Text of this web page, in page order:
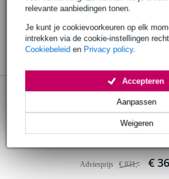
relevante aanbiedingen tonen.
Je kunt je cookievoorkeuren op elk
intrekken via de cookie-instellingen
Cookiebeleid en Privacy policy.
Weigeren
Aanpassen
Accepteren
2
SE Electronics
microfoon
Adviesprijs € 831,- €